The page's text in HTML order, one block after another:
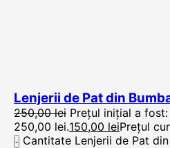
Lenjerii de Pat din
250,00lei Prețul inițial a fost:
250,00 lei.150,00 leiPrețul
Cantitate Lenjerii de Pat